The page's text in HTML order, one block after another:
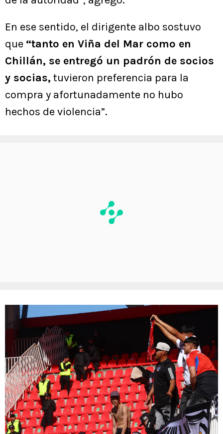
En ese sentido, el dirigente albo sostuvo
que “tanto en Viña del Mar como en
Chillán, se entregó un padrón de socios
y socias, tuvieron preferencia para la
compra y afortunadamente no hubo
hechos de violencia”.